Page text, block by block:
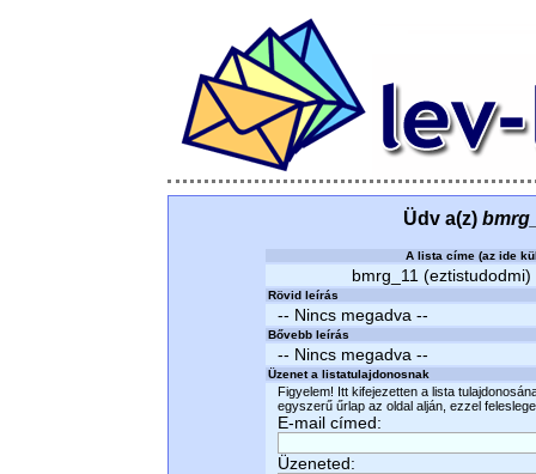
Üdv a(z)
A lista címe (az ide
bmrg_11
Rövid leírás
-- Nincs megadva --
Bővebb leírás
-- Nincs megadva --
Üzenet a listatulajdonosnak
Figyelem! Itt kifejezetten a lista
egyszerű űrlap az oldal alján, ezzel
E-mail címed:
Üzeneted: